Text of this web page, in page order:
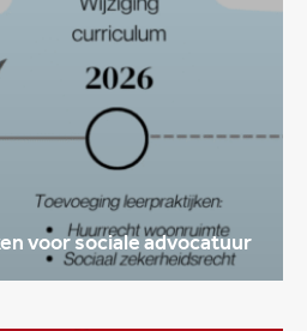
voor sociale advocatuur